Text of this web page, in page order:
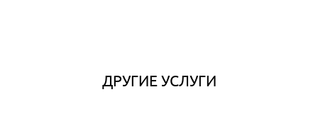
ДРУГИЕ УСЛУГИ